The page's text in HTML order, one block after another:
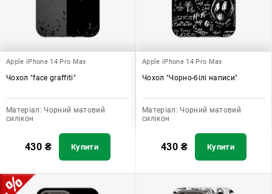
Apple iPhone 14 Pro Max
Чохол "face graffiti"
Матеріал: Чорний матовий
силікон
430 ₴ Купити
Apple iPhone 14 Pro Max
Чохол "Чорно-білі написи"
Матеріал: Чорний матовий
силікон
430 ₴ Купити